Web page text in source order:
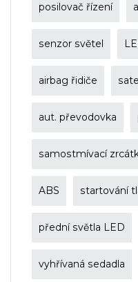
posilovač řízení
senzor světel
airbag řidiče
aut. převodovka
samostmívací
ABS startování
přední světla LED
vyhřívaná sedadla